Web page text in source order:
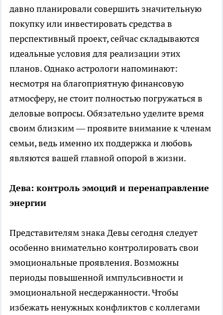
давно планировали совершить значительную
покупку или инвестировать средства в
перспективный проект, сейчас складываются
идеальные условия для реализации этих
планов. Однако астрологи напоминают:
несмотря на благоприятную финансовую
атмосферу, не стоит полностью погружаться в
деловые вопросы. Обязательно уделите время
своим близким — проявите внимание к членам
семьи, ведь именно их поддержка и любовь
являются вашей главной опорой в жизни.
Дева: контроль эмоций и перенаправление
энергии
Представителям знака Девы сегодня следует
особенно внимательно контролировать свои
эмоциональные проявления. Возможны
периоды повышенной импульсивности и
эмоциональной несдержанности. Чтобы
избежать ненужных конфликтов с коллегами